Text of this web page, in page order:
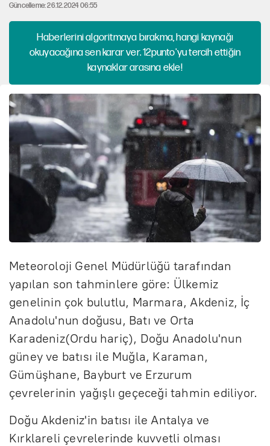
Güncelleme: 26.12.2024 06:55
Haberlerini algoritmaya bırakma, hangi kaynağı
okuyacağına sen karar ver. 12punto'yu tercih ettiğin
kaynaklar arasına ekle!
Meteoroloji Genel Müdürlüğü tarafından
yapılan son tahminlere göre: Ülkemiz
genelinin çok bulutlu, Marmara, Akdeniz, İç
Anadolu'nun doğusu, Batı ve Orta
Karadeniz(Ordu hariç), Doğu Anadolu'nun
güney ve batısı ile Muğla, Karaman,
Gümüşhane, Bayburt ve Erzurum
çevrelerinin yağışlı geçeceği tahmin ediliyor.
Doğu Akdeniz'in batısı ile Antalya ve
Kırklareli çevrelerinde kuvvetli olması